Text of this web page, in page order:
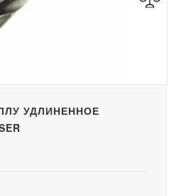
УДЛИНЕННОЕ